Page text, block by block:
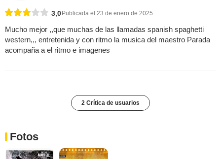
3,0Publicada el 23 de enero de 2025
Mucho mejor ,,que muchas de las llamadas spanish spaghetti
western,,, entretenida y con ritmo la musica del maestro Parada
acompaña a el ritmo e imagenes
2 Crítica de usuarios
Fotos